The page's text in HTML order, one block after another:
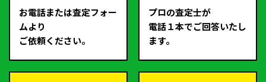
お電話または査定フォー
ムより
ご依頼ください。
プロの査定士が
電話１本でご回答いたし
ます。